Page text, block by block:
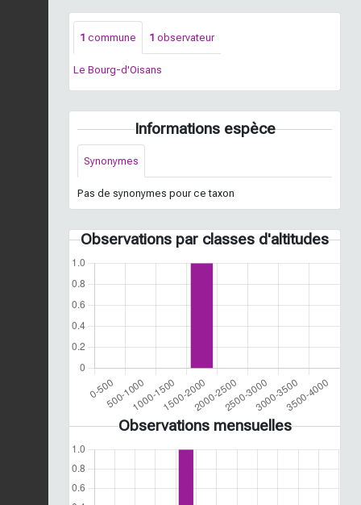
1 commune 1 observateur
Le Bourg-d'Oisans
Informations espèce
Synonymes
Pas de synonymes pour ce taxon
Observations par classes d'altitudes
Observations mensuelles